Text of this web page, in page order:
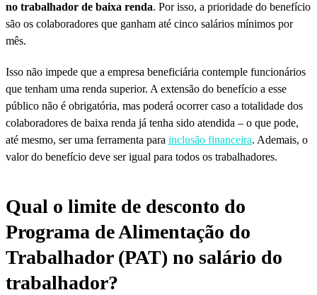
no trabalhador de baixa renda. Por isso, a prioridade do benefício
são os colaboradores que ganham até cinco salários mínimos por
mês.
Isso não impede que a empresa beneficiária contemple funcionários
que tenham uma renda superior. A extensão do benefício a esse
público não é obrigatória, mas poderá ocorrer caso a totalidade dos
colaboradores de baixa renda já tenha sido atendida – o que pode,
até mesmo, ser uma ferramenta para inclusão financeira. Ademais, o
valor do benefício deve ser igual para todos os trabalhadores.
Qual o limite de desconto do
Programa de Alimentação do
Trabalhador (PAT) no salário do
trabalhador?